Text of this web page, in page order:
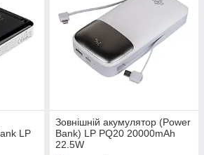
LP
Зовнішній акумулятор (Power
Bank) LP PQ20 20000mAh
22.5W